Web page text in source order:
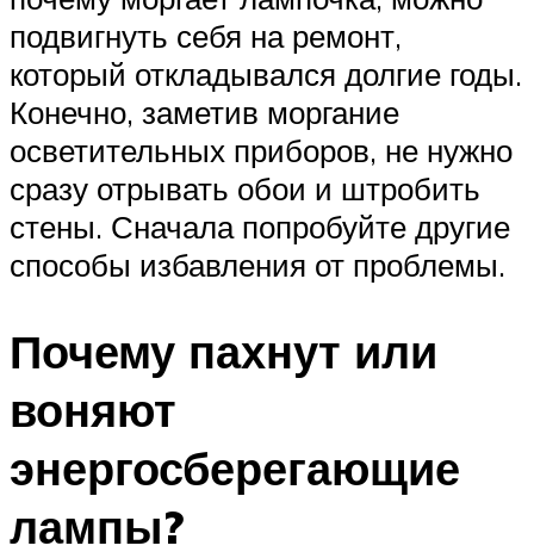
подвигнуть себя на ремонт,
который откладывался долгие годы.
Конечно, заметив моргание
осветительных приборов, не нужно
сразу отрывать обои и штробить
стены. Сначала попробуйте другие
способы избавления от проблемы.
Почему пахнут или
воняют
энергосберегающие
лампы?